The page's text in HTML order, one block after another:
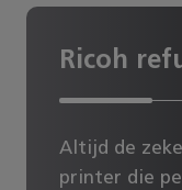
Ricoh
Altijd de
printer die